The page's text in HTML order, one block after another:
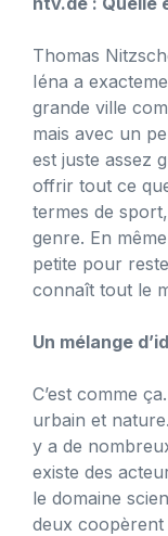
Thomas
Iéna a
grande ville
mais avec un
est juste assez
offrir tout ce
termes de
genre. En
petite pour
connaît tout le
Un mélange
C’est comme
urbain et
y a de
existe des
le domaine
deux coopèrent